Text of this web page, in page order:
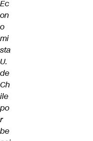
Ec
on
o
mi
sta
U.
de
Ch
ile
po
r
be